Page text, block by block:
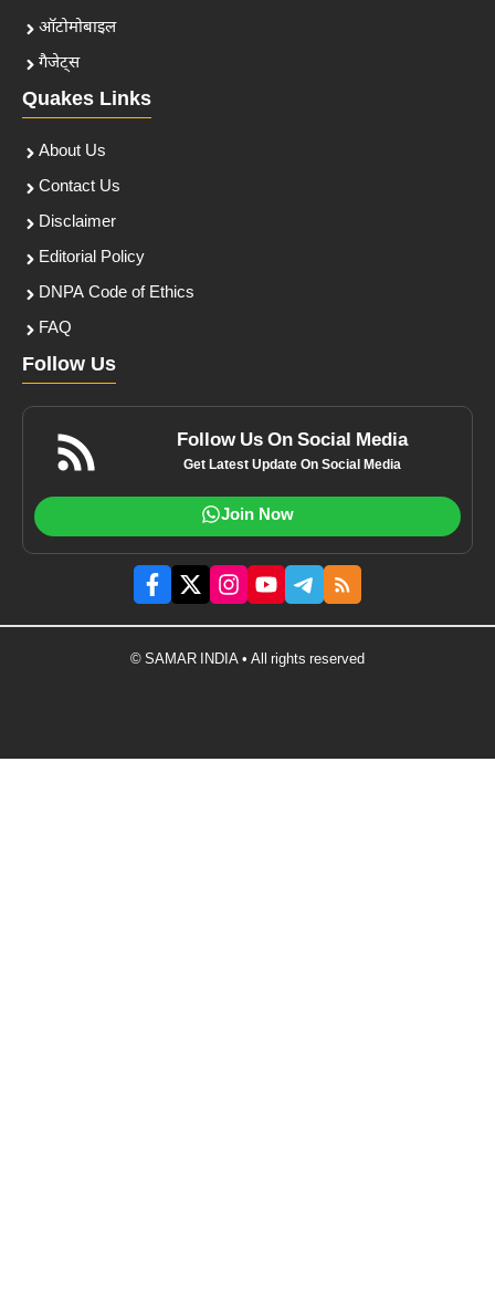
ऑटोमोबाइल
गैजेट्स
Quakes Links
About Us
Contact Us
Disclaimer
Editorial Policy
DNPA Code of Ethics
FAQ
Follow Us
Follow Us On Social Media
Get Latest Update On Social Media
Join Now
© SAMAR INDIA • All rights reserved